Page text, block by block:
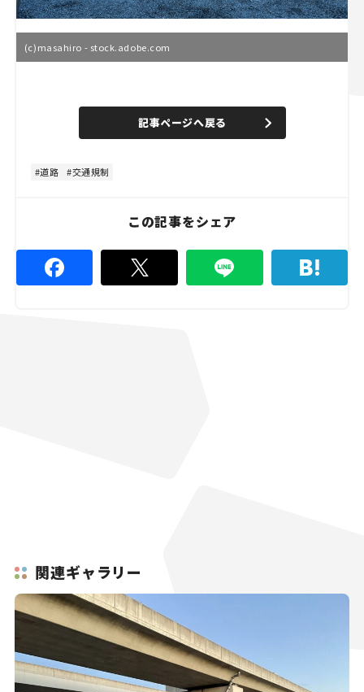
(c)masahiro - stock.adobe.com
n
e
d
%
記事ページへ戻る
道路 交通規制
この記事をシェア
関連ギャラリー